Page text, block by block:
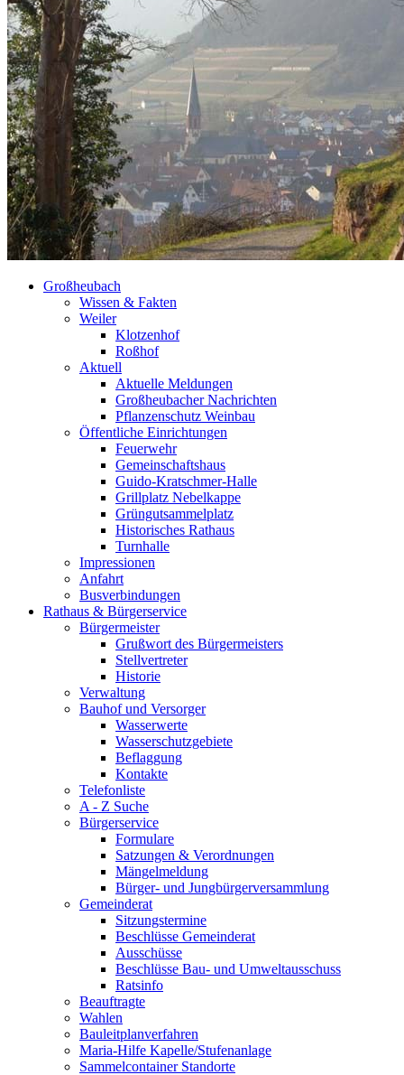
Großheubach
Wissen & Fakten
Weiler
Klotzenhof
Roßhof
Aktuell
Aktuelle Meldungen
Großheubacher Nachrichten
Pflanzenschutz Weinbau
Öffentliche Einrichtungen
Feuerwehr
Gemeinschaftshaus
Guido-Kratschmer-Halle
Grillplatz Nebelkappe
Grüngutsammelplatz
Historisches Rathaus
Turnhalle
Impressionen
Anfahrt
Busverbindungen
Rathaus & Bürgerservice
Bürgermeister
Grußwort des Bürgermeisters
Stellvertreter
Historie
Verwaltung
Bauhof und Versorger
Wasserwerte
Wasserschutzgebiete
Beflaggung
Kontakte
Telefonliste
A - Z Suche
Bürgerservice
Formulare
Satzungen & Verordnungen
Mängelmeldung
Bürger- und Jungbürgerversammlung
Gemeinderat
Sitzungstermine
Beschlüsse Gemeinderat
Ausschüsse
Beschlüsse Bau- und Umweltausschuss
Ratsinfo
Beauftragte
Wahlen
Bauleitplanverfahren
Maria-Hilfe Kapelle/Stufenanlage
Sammelcontainer Standorte